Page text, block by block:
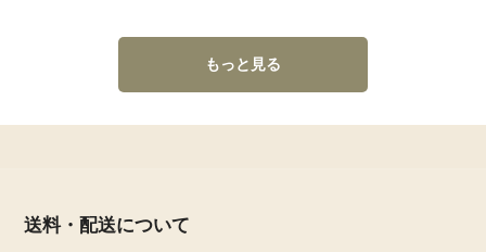
もっと見る
送料・配送について